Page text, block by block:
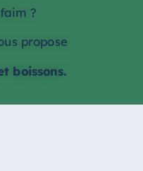
?
propose
boissons.